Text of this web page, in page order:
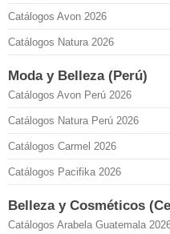
Catálogos Avon 2026
Catálogos Natura 2026
Moda y Belleza (Perú)
Catálogos Avon Perú 2026
Catálogos Natura Perú 2026
Catálogos Carmel 2026
Catálogos Pacifika 2026
Belleza y Cosméticos
Catálogos Arabela Guatemala